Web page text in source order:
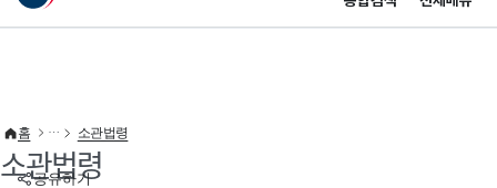
이 누리집은 대한민국 공식 전자정부 누리집입니다.
공유하기
홈 소관법령
소관법령